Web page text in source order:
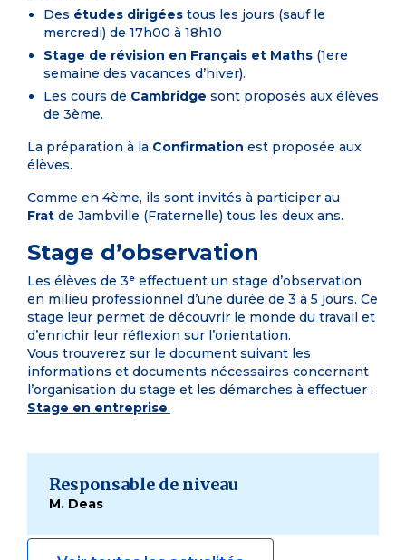
Des études dirigées tous les jours (sauf le
mercredi) de 17h00 à 18h10
Stage de révision en Français et Maths (1ere
semaine des vacances d’hiver).
Les cours de Cambridge sont proposés aux élèves
de 3ème.
La préparation à la Confirmation est proposée aux
élèves.
Comme en 4ème, ils sont invités à participer au
Frat de Jambville (Fraternelle) tous les deux ans.
Stage d’observation
Les élèves de 3ᵉ effectuent un stage d’observation
en milieu professionnel d’une durée de 3 à 5 jours. Ce
stage leur permet de découvrir le monde du travail et
d’enrichir leur réflexion sur l’orientation.
Vous trouverez sur le document suivant les
informations et documents nécessaires concernant
l’organisation du stage et les démarches à effectuer :
Stage en entreprise.
Responsable de niveau
M. Deas